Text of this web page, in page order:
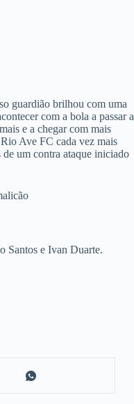
guardião brilhou com uma
com a bola a passar a
e a chegar com mais
Ave FC cada vez mais
um contra ataque iniciado
Santos e Ivan Duarte.